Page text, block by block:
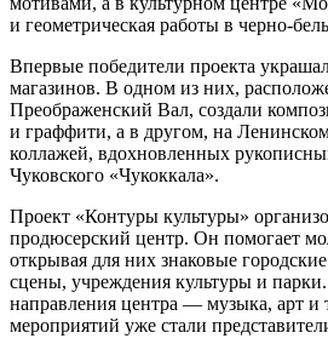
и геометрическая работы в черно-
Впервые победители проекта
магазинов. В одном из них,
Преображенский Вал, создали
и граффити, а в другом, на
коллажей, вдохновленных
Чуковского «Чукоккала».
Проект «Контуры культуры»
продюсерский центр. Он помогает
открывая для них знаковые
сцены, учреждения культуры и
направления центра — музыка, арт и
мероприятий уже стали